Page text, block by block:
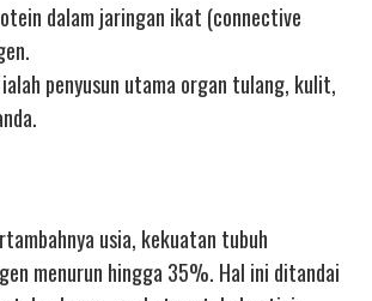
dalam jaringan ikat (connective
penyusun utama organ tulang, kulit,
usia, kekuatan tubuh
menurun hingga 35%. Hal ini ditandai